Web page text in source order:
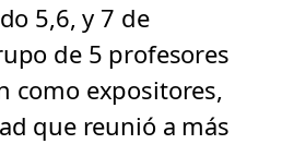
5,6, y 7 de
de 5 profesores
como expositores,
que reunió a más